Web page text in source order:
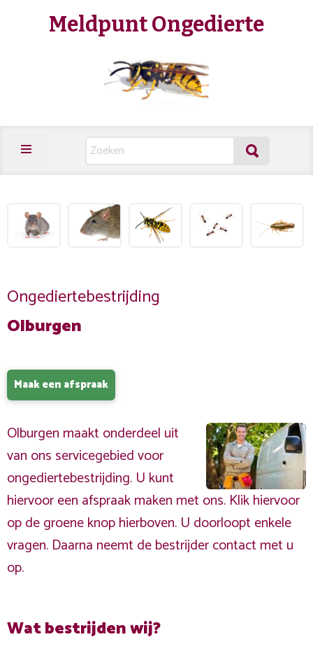
Meldpunt Ongedierte
Ongediertebestrijding
Olburgen
Maak een afspraak
Olburgen maakt onderdeel uit
van ons servicegebied voor
ongediertebestrijding. U kunt
hiervoor een afspraak maken met ons. Klik hiervoor
op de groene knop hierboven. U doorloopt enkele
vragen. Daarna neemt de bestrijder contact met u
op.
Wat bestrijden wij?